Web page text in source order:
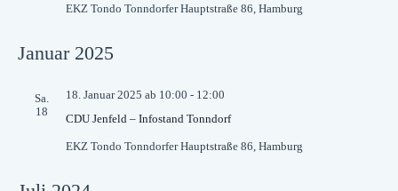
EKZ Tondo Tonndorfer Hauptstraße 86, Hamburg
Januar 2025
Sa.
18
CDU Jenfeld – Infostand Tonndorf
18. Januar 2025 ab 10:00 - 12:00
EKZ Tondo Tonndorfer Hauptstraße 86, Hamburg